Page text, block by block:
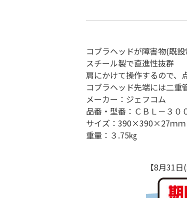
コブラヘッドが障害物(既
スチール製で直進性抜群
肩にかけて操作するので、
コブラヘッド先端には二重
メーカー：ジェフコム
品番・型番：ＣＢＬ－３０
サイズ：390×390×27ｍｍ
重量：３.75㎏
【8月31